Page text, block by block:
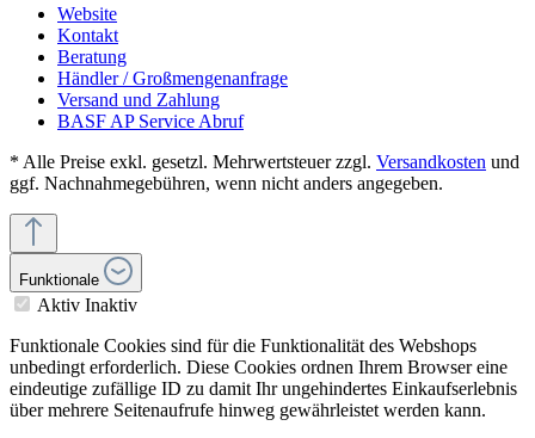
Website
Kontakt
Beratung
Händler / Großmengenanfrage
Versand und Zahlung
BASF AP Service Abruf
* Alle Preise exkl. gesetzl. Mehrwertsteuer zzgl. Versandkosten und
ggf. Nachnahmegebühren, wenn nicht anders angegeben.
Funktionale
Aktiv Inaktiv
Funktionale Cookies sind für die Funktionalität des Webshops
unbedingt erforderlich. Diese Cookies ordnen Ihrem Browser eine
eindeutige zufällige ID zu damit Ihr ungehindertes Einkaufserlebnis
über mehrere Seitenaufrufe hinweg gewährleistet werden kann.